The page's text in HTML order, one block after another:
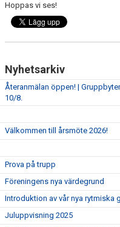
Hoppas vi ses!
Nyhetsarkiv
Återanmälan öppen! |
10/8.
Välkommen till årsmöte 2026!
Prova på trupp
Föreningens nya värdegrund
Introduktion av vår nya rytmiska
Juluppvisning 2025